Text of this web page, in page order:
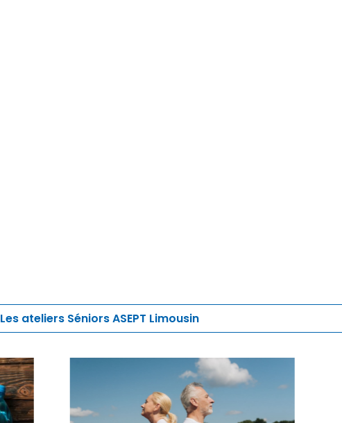
Les ateliers Séniors ASEPT Limousin